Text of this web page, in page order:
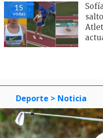
15
visitas
Deporte > Noticia